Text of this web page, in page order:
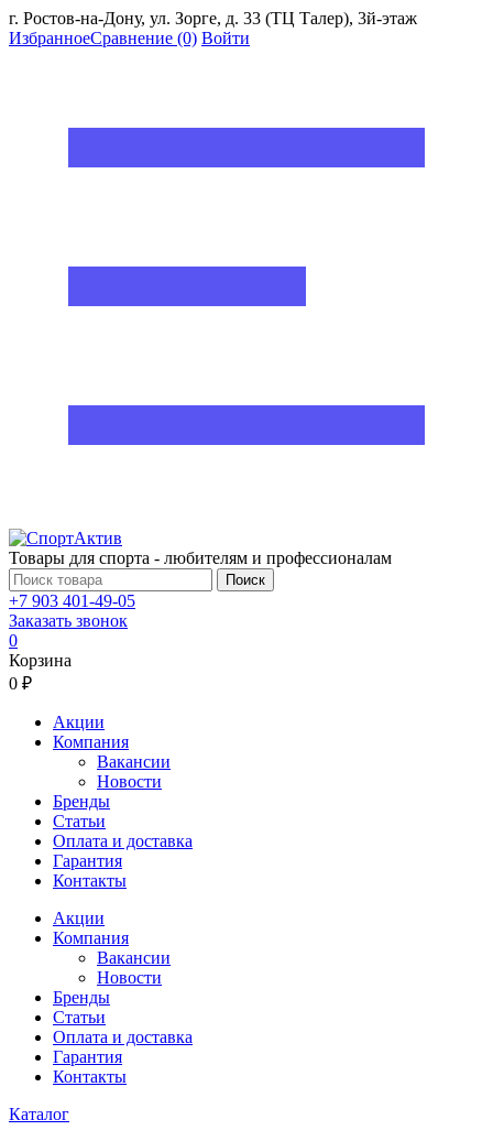
г. Ростов-на-Дону, ул. Зорге, д. 33 (ТЦ Талер), 3й-этаж
ИзбранноеСравнение (0) Войти
Товары для спорта - любителям и профессионалам
Поиск
+7 903 401-49-05
Заказать звонок
0
Корзина
0 ₽
Акции
Компания
Вакансии
Новости
Бренды
Статьи
Оплата и доставка
Гарантия
Контакты
Акции
Компания
Вакансии
Новости
Бренды
Статьи
Оплата и доставка
Гарантия
Контакты
Каталог